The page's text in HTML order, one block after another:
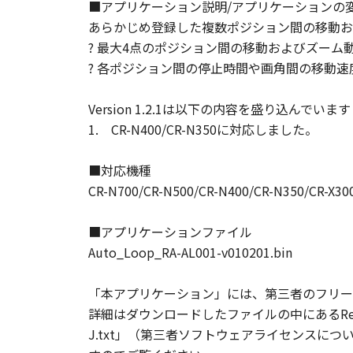
諾ソフトウェア」のダウンロ
以 上
キヤノン株式会社
■アプリケーション説明/アプリケーションの
あらかじめ登録した複数ポジション間の移動
? 最大4点のポジション間の移動およびズー
? 各ポジション間の停止時間や画角間の移動
Version 1.2.1は以下の内容を盛り込んでいま
1. CR-N400/CR-N350に対応しました。
■対応機種
CR-N700/CR-N500/CR-N400/CR-N350/CR-
■アプリケーションファイル
Auto_Loop_RA-AL001-v010201.bin
「本アプリケーション」には、第三者のフリ
詳細はダウンロードしたファイルの中にあ
J.txt」（第三者ソフトウェアライセンスにつ